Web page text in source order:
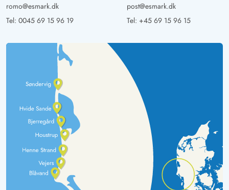
romo@esmark.dk
Tel: 0045 69 15 96 19
post@esmark.dk
Tel: +45 69 15 96 15